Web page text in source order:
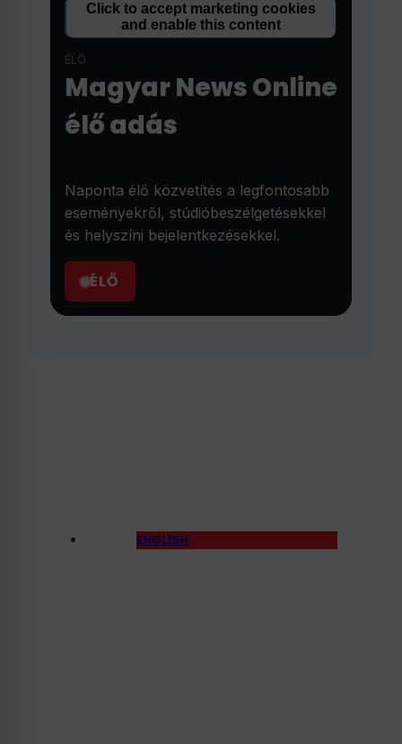
Click to accept marketing cookies
and enable this content
ÉLŐ
Magyar News Online
élő adás
Naponta élő közvetítés a legfontosabb
eseményekről, stúdióbeszélgetésekkel
és helyszíni bejelentkezésekkel.
ÉLŐ
ENGLISH